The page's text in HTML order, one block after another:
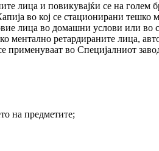
лица и повикувајќи се на голем
во кој се стационирани тешко
лица во домашни услови или
ментално ретардираните лица,
во Специјалниот
на предметите;